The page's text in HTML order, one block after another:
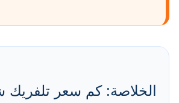
الخلاصة: كم سعر تلفريك